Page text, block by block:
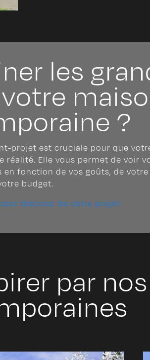
les
?
projet est cruciale pour que
Elle vous permet de voir
en fonction de vos goûts, de
budget.
discuter de votre projet.
par